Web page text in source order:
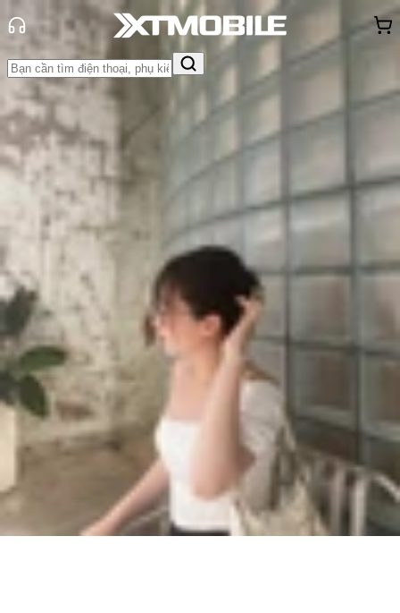
Trang chủ
Tin tức
Đánh Giá - Trên Tay
Tin Mới
Đánh Giá - Trên Tay
Khuyến
Thủ thuật Thông báoKhách
hàng - Sự kiện
Trải nghiệm và đánh giá ColorOS 15
trên OPPO Find X8 Series
Triệu Vy
Ngày đăng: 09/12/2024
Cập nhật:
09/12/2024
Theo dõi XTMobile trên